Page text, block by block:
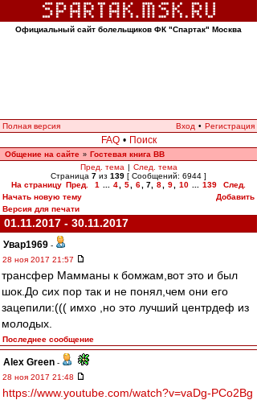
Официальный сайт болельщиков ФК "Спартак" Москва
Полная версия Вход • Регистрация
FAQ • Поиск
Общение на сайте » Гостевая книга ВВ
Пред. тема | След. тема
Страница 7 из 139 [ Сообщений: 6944 ]
На страницу Пред. 1 4 5 6 7 8 9 10 139
След.
Начать новую тему
Добавить
Версия для печати
01.11.2017 - 30.11.2017
Увар1969 -
28 ноя 2017 21:57
трансфер Мамманы к бомжам,вот это и был
шок.До сих пор так и не понял,чем они его
зацепили:((( имхо ,но это лучший центрдеф из
молодых.
Последнее сообщение
Alex Green -
28 ноя 2017 21:48
https://www.youtube.com/watch?v=vaDg-PCo2Bg